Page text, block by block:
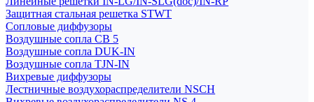
Защитная стальная решетка STWT
Сопловые диффузоры
Воздушные сопла СВ 5
Воздушные сопла DUK-IN
Воздушные сопла TJN-IN
Вихревые диффузоры
Лестничные воздухораспределители NSCH